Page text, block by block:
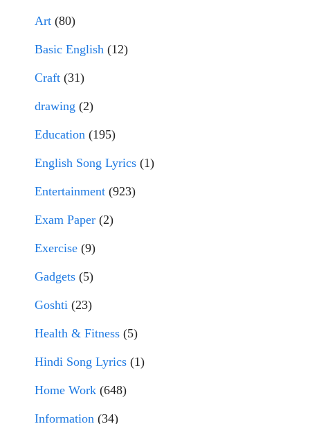
Art (80)
Basic English (12)
Craft (31)
drawing (2)
Education (195)
English Song Lyrics (1)
Entertainment (923)
Exam Paper (2)
Exercise (9)
Gadgets (5)
Goshti (23)
Health & Fitness (5)
Hindi Song Lyrics (1)
Home Work (648)
Information (34)